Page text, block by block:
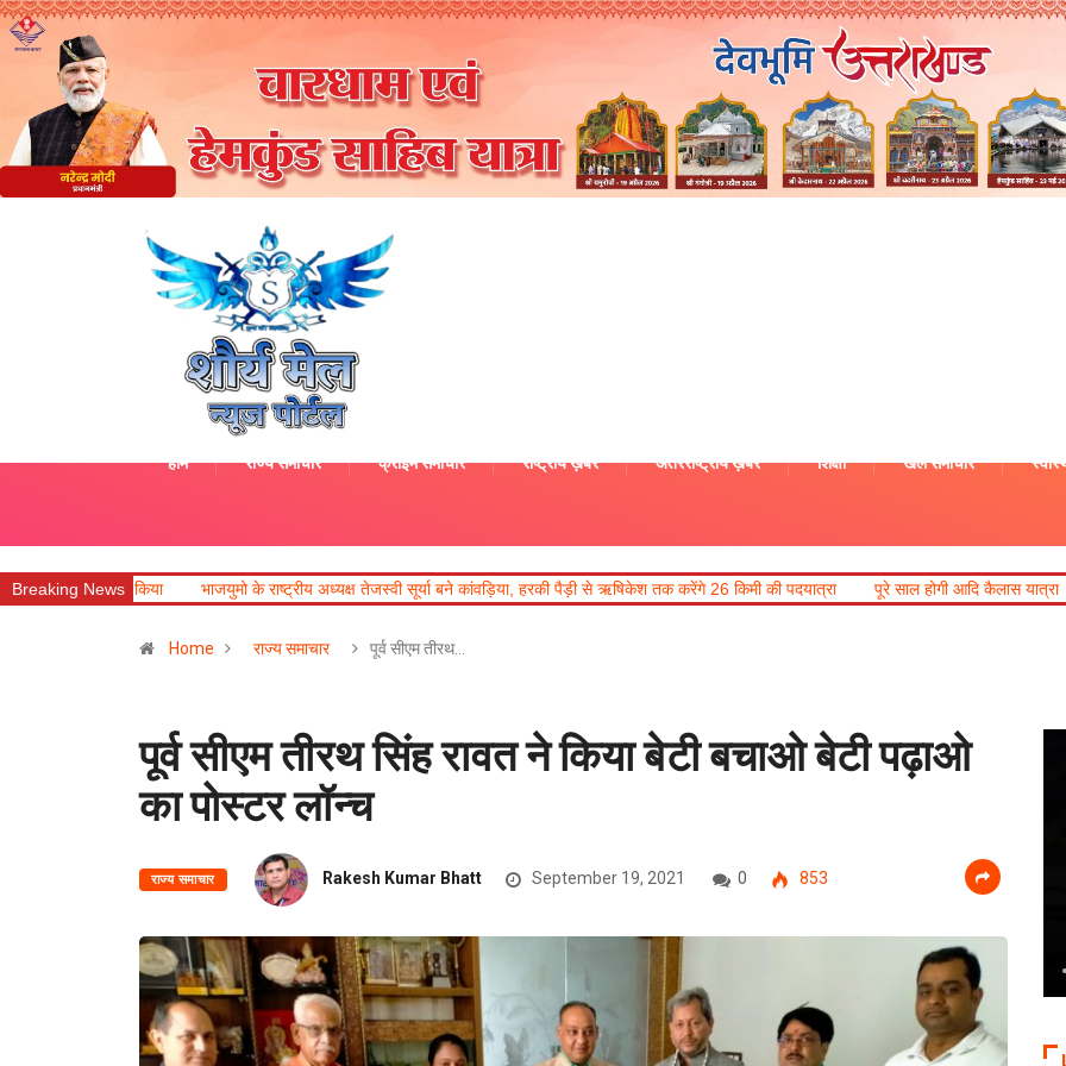
होम राज्य समाचार क्राइम समाचार राष्ट्रीय ख़बरें अंतरराष्ट्रीय ख़बरें शिक्षा खेल समाचार
Breaking News
भाजयुमो के राष्ट्रीय अध्यक्ष तेजस्वी सूर्या बने कांवड़िया, हरकी पैड़ी से ऋषिकेश तक करेंगे 26 किमी की पदयात्रा पूरे साल होगी आदि कैलास यात्रा हरिद्वार में गंगा
Home राज्य समाचार पूर्व सीएम तीरथ…
पूर्व सीएम तीरथ सिंह रावत ने किया बेटी बचाओ बेटी पढ़ाओ
का पोस्टर लॉन्च
राज्य समाचार Rakesh Kumar Bhatt September 19, 2021 0 853